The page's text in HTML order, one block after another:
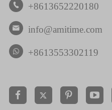
 +8613652220180
 info@amitime.com
+8613553302119
